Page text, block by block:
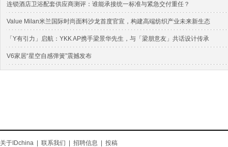
连锁酒店卫浴配套供应商测评：谁能承接统一标准与紧急交付重任？
Value Milan米兰国际时尚面料沙龙首度官宣，构建高端纺织产业未来新生态
「Y有引力」启航：YKK AP携手梁景华先生，与「梁朋意友」共话设计传承
V6家居“星空自感弹簧”震撼发布
关于IDchina 联系我们 招聘信息 投稿